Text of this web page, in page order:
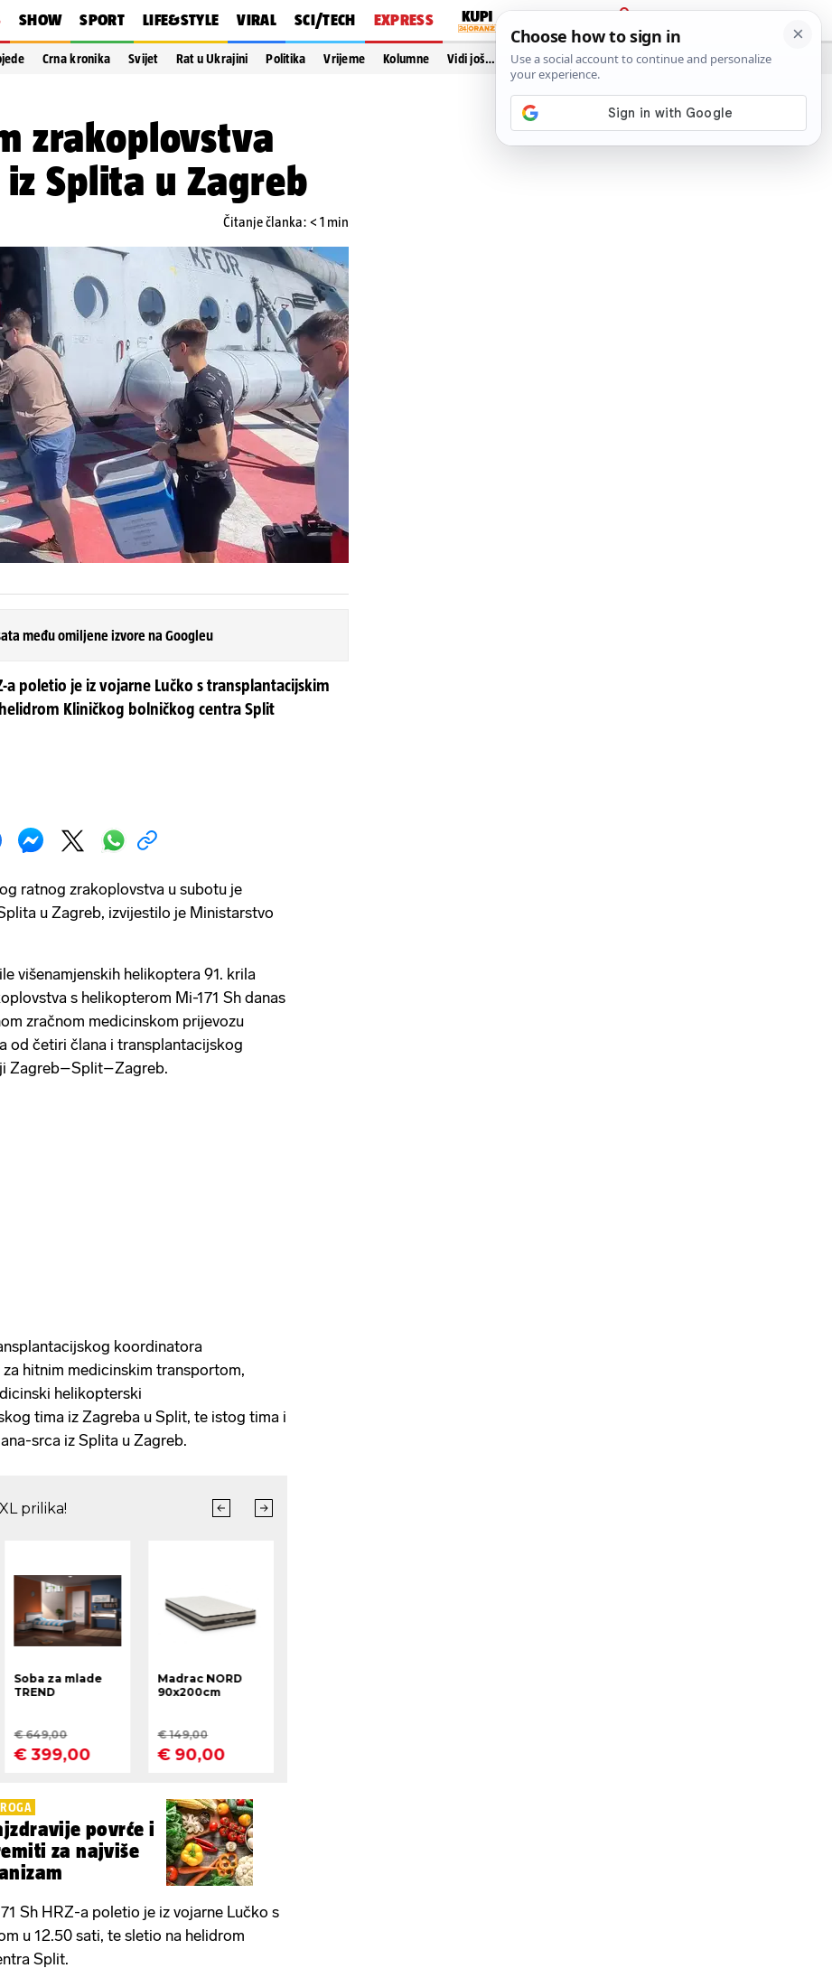
SHOW SPORT LIFE&STYLE VIRAL SCI/TECH EXPRESS
PRIJAVA
Crna kronika Svijet Rat u Ukrajini Politika Vrijeme Kolumne Vidi još…
zrakoplovstva
Splita u Zagreb
Čitanje članka: < 1 min
među omiljene izvore na Googleu
a poletio je iz vojarne Lučko s transplantacijskim
Kliničkog bolničkog centra Split
ratnog zrakoplovstva u subotu je
u Zagreb, izvijestilo je Ministarstvo
višenamjenskih helikoptera 91. krila
s helikopterom Mi-171 Sh danas
zračnom medicinskom prijevozu
od četiri člana i transplantacijskog
Zagreb–Split–Zagreb.
koordinatora
hitnim medicinskim transportom,
helikopterski
tima iz Zagreba u Split, te istog tima i
srca iz Splita u Zagreb.
povrće i
za najviše
Sh HRZ-a poletio je iz vojarne Lučko s
u 12.50 sati, te sletio na helidrom
Split.